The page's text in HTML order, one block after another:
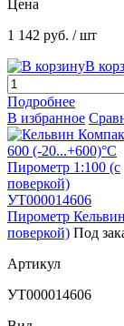
Цена
1 142 руб. / шт
В
Подробнее
В избранное
Пирометр
поверкой) Под
Артикул
УТ000014606